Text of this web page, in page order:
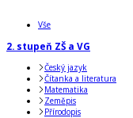
Vše
2. stupeň ZŠ a VG
Český jazyk
Čítanka a literatura
Matematika
Zeměpis
Přírodopis